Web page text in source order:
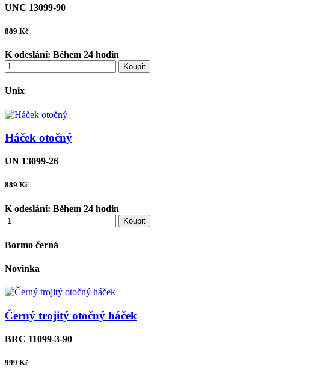
UNC 13099-90
889 Kč
K odeslání: Během 24 hodin
Koupit
Unix
Háček otočný
UN 13099-26
889 Kč
K odeslání: Během 24 hodin
Koupit
Bormo černá
Novinka
Černý trojitý otočný háček
BRC 11099-3-90
999 Kč